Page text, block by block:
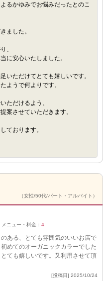
るかゆみでお悩みだったとのこ
ました。
、
に安心いたしました。
いただけてとても嬉しいです。
ようで何よりです。
ただけるよう、
案させていただきます。
ております。
（女性/50代/パート・アルバイト）
メニュー・料金： 4
ある、とても雰囲気のいいお店で
めてのオーガニックカラーでした
ても嬉しいです。又利用させて頂
[投稿日] 2025/10/24